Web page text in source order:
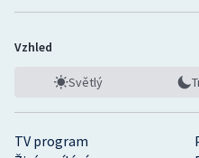
TV program
Vzhled
Světlý